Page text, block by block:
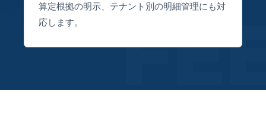
算定根拠の明示、テナント別の明細管理にも対
応します。